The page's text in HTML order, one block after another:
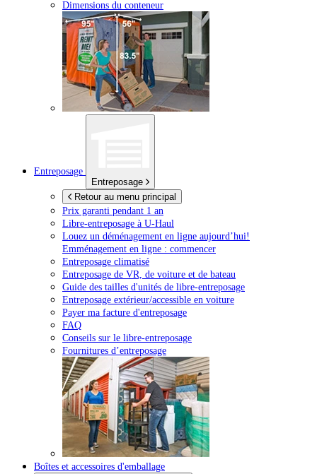
Dimensions du conteneur
Entreposage
Entreposage
Retour au menu principal
Prix garanti pendant 1 an
Libre-entreposage à U-Haul
Louez un déménagement en ligne aujourd’hui!
Emménagement en ligne : commencer
Entreposage climatisé
Entreposage de VR, de voiture et de bateau
Guide des tailles d'unités de libre-entreposage
Entreposage extérieur/accessible en voiture
Payer ma facture d'entreposage
FAQ
Conseils sur le libre-entreposage
Fournitures d’entreposage
Boîtes et accessoires d'emballage